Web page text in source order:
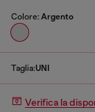
Colore: Argento
Taglia:UNI
Verifica la